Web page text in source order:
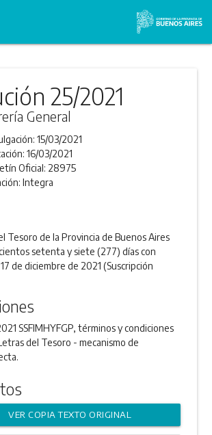
25/2021
General
15/03/2021
16/03/2021
Oficial: 28975
Integra
Tesoro de la Provincia de Buenos Aires
setenta y siete (277) días con
de diciembre de 2021 (Suscripción
SSFIMHYFGP, términos y condiciones
del Tesoro - mecanismo de
VER COPIA TEXTO ORIGINAL